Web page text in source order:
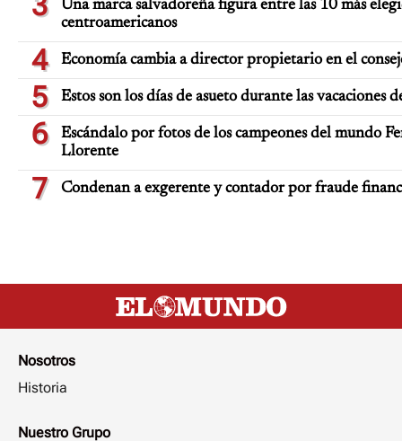
Una marca salvadoreña figura entre las 10 más
centroamericanos
4 Economía cambia a director propietario en el
5 Estos son los días de asueto durante las vacaciones
6
Escándalo por fotos de los campeones del mundo
Llorente
7 Condenan a exgerente y contador por fraude
Nosotros
Historia
Nuestro Grupo